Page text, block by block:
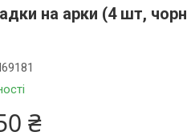
на арки (4 шт,
₴